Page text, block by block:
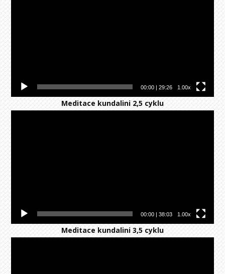
00:00| 29:26 1.00x
Meditace kundalini 2,5 cyklu
00:00| 38:03 1.00x
Meditace kundalini 3,5 cyklu